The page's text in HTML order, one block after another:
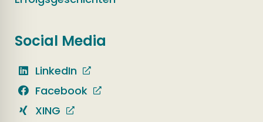
Social Media
LinkedIn
Facebook
XING